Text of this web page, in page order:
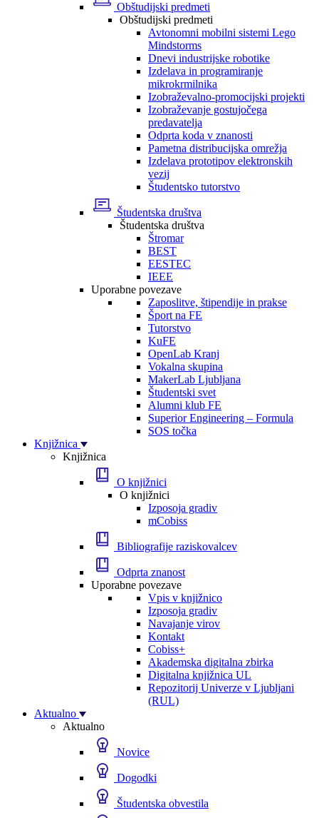
Obštudijski predmeti
Obštudijski predmeti
Avtonomni mobilni sistemi Lego
Mindstorms
Dnevi industrijske robotike
Izdelava in programiranje
mikrokrmilnika
Izobraževalno-promocijski projekti
Izobraževanje gostujočega
predavatelja
Odprta koda v znanosti
Pametna distribucijska omrežja
Izdelava prototipov elektronskih
vezij
Študentsko tutorstvo
Študentska društva
Študentska društva
Štromar
BEST
EESTEC
IEEE
Uporabne povezave
Zaposlitve, štipendije in prakse
Šport na FE
Tutorstvo
KuFE
OpenLab Kranj
Vokalna skupina
MakerLab Ljubljana
Študentski svet
Alumni klub FE
Superior Engineering – Formula
SOS točka
Knjižnica
Knjižnica
O knjižnici
O knjižnici
Izposoja gradiv
mCobiss
Bibliografije raziskovalcev
Odprta znanost
Uporabne povezave
Vpis v knjižnico
Izposoja gradiv
Navajanje virov
Kontakt
Cobiss+
Akademska digitalna zbirka
Digitalna knjižnica UL
Repozitorij Univerze v Ljubljani
(RUL)
Aktualno
Aktualno
Novice
Dogodki
Študentska obvestila